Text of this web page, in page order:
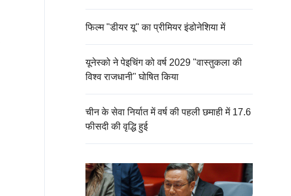
फिल्म "डीयर यू" का प्रीमियर इंडोनेशिया में
यूनेस्को ने पेइचिंग को वर्ष 2029 "वास्तुकला की
विश्व राजधानी" घोषित किया
चीन के सेवा निर्यात में वर्ष की पहली छमाही में 17.6
फीसदी की वृद्धि हुई